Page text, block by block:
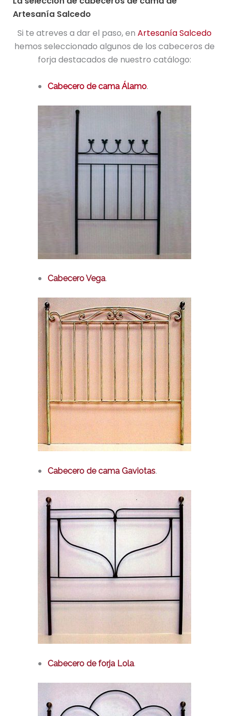
Artesanía Salcedo
Si te atreves a dar el paso, en Artesanía Salcedo
hemos seleccionado algunos de los cabeceros de
forja destacados de nuestro catálogo:
Cabecero de cama Álamo.
Cabecero Vega.
Cabecero de cama Gaviotas.
Cabecero de forja Lola.